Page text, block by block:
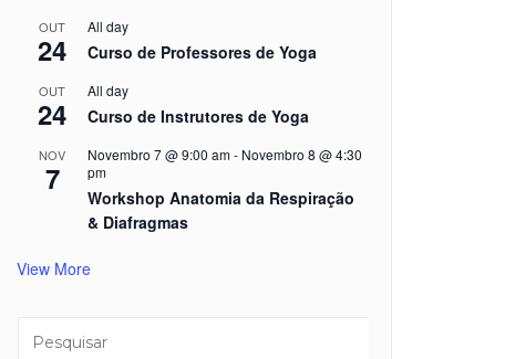
OUT
24
All day
Curso de Professores de Yoga
OUT
24
All day
Curso de Instrutores de Yoga
NOV
7
Novembro 7 @ 9:00 am- Novembro 8 @ 4:30
pm
Workshop Anatomia da Respiração
& Diafragmas
View More